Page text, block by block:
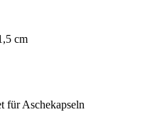
cm
für Aschekapseln